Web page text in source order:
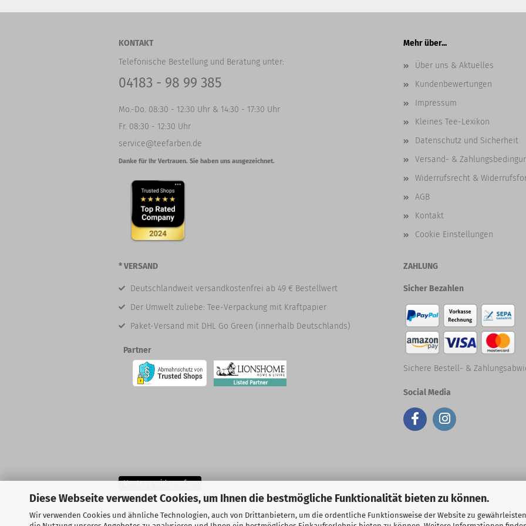
Diese Webseite verwendet Cookies, um Ihnen die bestmögliche Funktionalität bieten zu können.
Wir verwenden Cookies und ähnliche Technologien, auch von Drittanbietern, um die ordentliche Funktionsweise der Website zu
KONTAKT
Telefonische Bestellung und Beratung unter:
04183 - 98 99 385
Mo.-Do. 08:30 - 12:30 Uhr & 14:30 - 17:30 Uhr
Fr. 08:30 - 12:30 Uhr
service@teefarben.de
Danke für Ihr Vertrauen. Sie haben uns ausgezeichnet.
Mehr über...
Über uns & Aktuelles
Kundenbewertungen
Impressum
Kleines Tee-Lexikon
Datenschutz und Sicherheit
Versand- &
Widerrufsrecht &
AGB
Kontakt
Cookie Einstellungen
* VERSAND
Deutschlandweit versandkostenfrei ab 49 € Bestellwert
Der Umwelt zuliebe: Tee-Verpackung mit Kraftpapier
Paket-Versand mit DHL Go Green (innerhalb Deutschlands)
Partner
ZAHLUNG
Sicher Bezahlen
Sichere Bestell- &
Social Media
Vertrag widerrufen
Webshop erstellenmit Gambio.de © 2026